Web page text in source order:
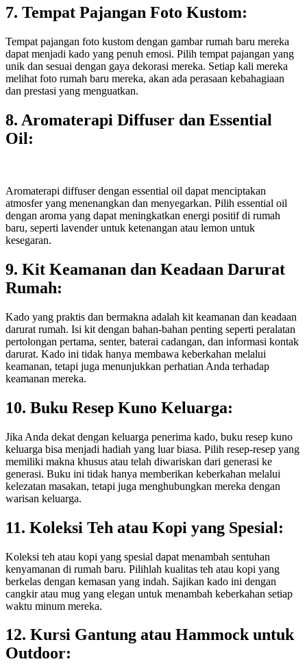
7. Tempat Pajangan Foto Kustom:
Tempat pajangan foto kustom dengan gambar rumah baru mereka
dapat menjadi kado yang penuh emosi. Pilih tempat pajangan yang
unik dan sesuai dengan gaya dekorasi mereka. Setiap kali mereka
melihat foto rumah baru mereka, akan ada perasaan kebahagiaan
dan prestasi yang menguatkan.
8. Aromaterapi Diffuser dan Essential
Oil:
Aromaterapi diffuser dengan essential oil dapat menciptakan
atmosfer yang menenangkan dan menyegarkan. Pilih essential oil
dengan aroma yang dapat meningkatkan energi positif di rumah
baru, seperti lavender untuk ketenangan atau lemon untuk
kesegaran.
9. Kit Keamanan dan Keadaan Darurat
Rumah:
Kado yang praktis dan bermakna adalah kit keamanan dan keadaan
darurat rumah. Isi kit dengan bahan-bahan penting seperti peralatan
pertolongan pertama, senter, baterai cadangan, dan informasi kontak
darurat. Kado ini tidak hanya membawa keberkahan melalui
keamanan, tetapi juga menunjukkan perhatian Anda terhadap
keamanan mereka.
10. Buku Resep Kuno Keluarga:
Jika Anda dekat dengan keluarga penerima kado, buku resep kuno
keluarga bisa menjadi hadiah yang luar biasa. Pilih resep-resep yang
memiliki makna khusus atau telah diwariskan dari generasi ke
generasi. Buku ini tidak hanya memberikan keberkahan melalui
kelezatan masakan, tetapi juga menghubungkan mereka dengan
warisan keluarga.
11. Koleksi Teh atau Kopi yang Spesial:
Koleksi teh atau kopi yang spesial dapat menambah sentuhan
kenyamanan di rumah baru. Pilihlah kualitas teh atau kopi yang
berkelas dengan kemasan yang indah. Sajikan kado ini dengan
cangkir atau mug yang elegan untuk menambah keberkahan setiap
waktu minum mereka.
12. Kursi Gantung atau Hammock untuk
Outdoor: